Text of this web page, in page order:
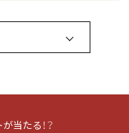
当たる！？